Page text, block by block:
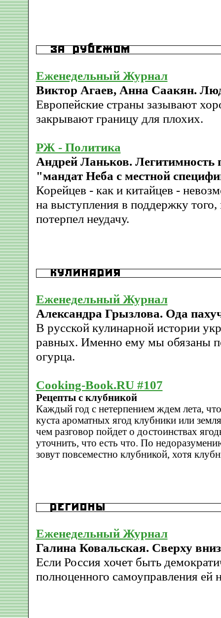
Еженедельный Журнал
Виктор Агаев, Анна Саакян.
Европейские страны зазывают
закрывают границу для плохих.
РЖ - Политика
Андрей Ланьков. Легитимность
"мандат Неба с местной
Корейцев - как и китайцев -
на выступления в поддержку
потерпел неудачу.
Еженедельный Журнал
Александра Грызлова. Ода
В русской кулинарной истории
равных. Именно ему мы обязаны
огурца.
Cooking-Book.RU #107
Рецепты с клубникой
Каждый год с нетерпением ждем лета,
куста ароматных ягод клубники или
чем разговор пойдет о достоинствах
уточнить, что есть что. По
зовут повсеместно клубникой, хотя
Еженедельный Журнал
Галина Ковальская. Сверху
Если Россия хочет быть
полноценного самоуправления ей